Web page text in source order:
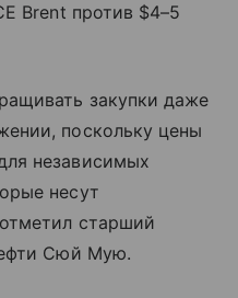
Brent против $4–5
закупки даже
поскольку цены
независимых
несут
старший
Сюй Мую.